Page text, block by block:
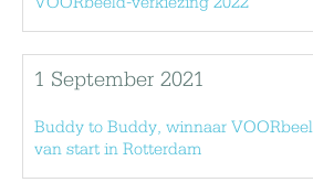
1 September 2021
Buddy to Buddy, winnaar
van start in Rotterdam